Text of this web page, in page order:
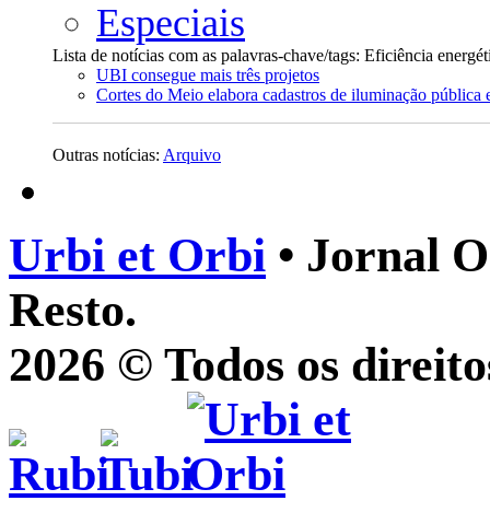
Especiais
Lista de notícias com as palavras-chave/tags: Eficiência
UBI consegue mais três projetos
Cortes do Meio elabora cadastros de iluminação pública
Outras notícias: Arquivo
Urbi et Orbi • Jornal
Resto.
2026 © Todos os